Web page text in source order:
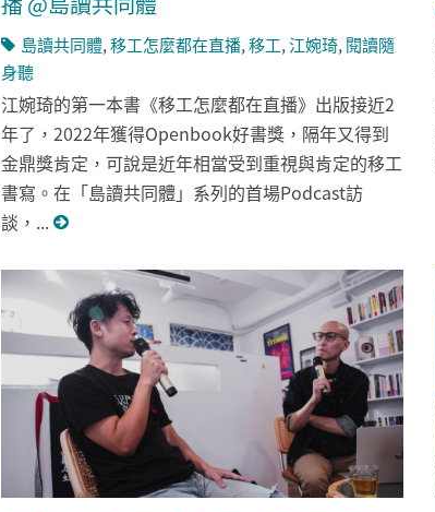
島讀共同體,移工怎麼都在直播,移工,江婉琦, 閱讀隨
身聽
江婉琦的第一本書《移工怎麼都在直播》出版接近2
年了，2022年獲得Openbook好書獎，隔年又得到
金鼎獎肯定，可說是近年相當受到重視與肯定的移工
書寫。在「島讀共同體」系列的首場Podcast訪
談，...